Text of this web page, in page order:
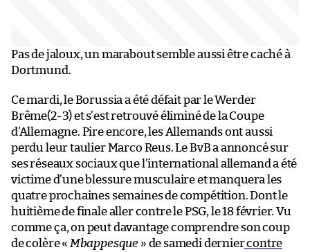
Pas de jaloux, un marabout semble aussi être caché à
Dortmund.
Ce mardi, le Borussia a été défait par le Werder
Brême(2-3) et s’est retrouvé éliminé de la Coupe
d’Allemagne. Pire encore, les Allemands ont aussi
perdu leur taulier Marco Reus. Le BvB a annoncé sur
ses réseaux sociaux que l’international allemand a été
victime d’une blessure musculaire et manquera les
quatre prochaines semaines de compétition. Dont le
huitième de finale aller contre le PSG, le 18 février. Vu
comme ça, on peut davantage comprendre son coup
de colère « Mbappesque » de samedi derniercontre